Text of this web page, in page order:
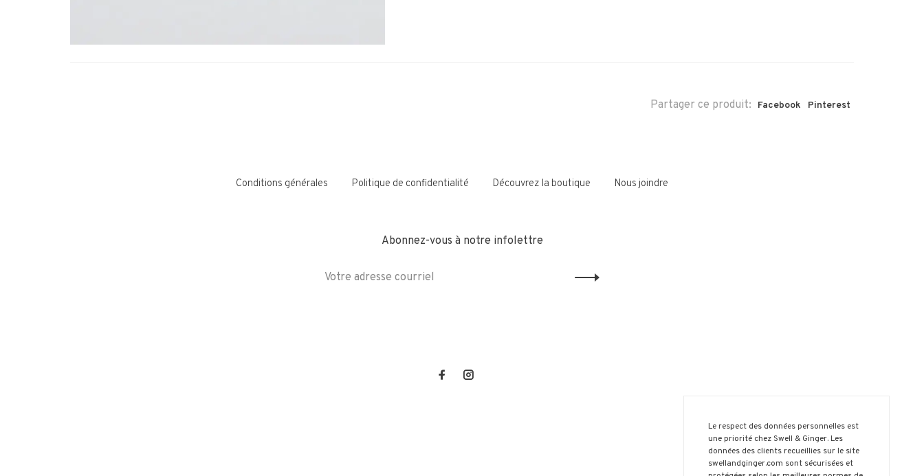
Partager ce produit: Facebook Pinterest
Conditions générales Politique de confidentialité Découvrez la boutique Nous joindre
Abonnez-vous à notre infolettre
Le respect des données personnelles est
une priorité chez Swell & Ginger. Les
données des clients recueillies sur le site
swellandginger.com sont sécurisées et